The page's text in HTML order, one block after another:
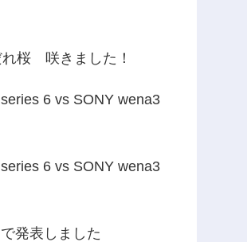
桜 咲きました！
6 vs SONY wena3
6 vs SONY wena3
発表しました